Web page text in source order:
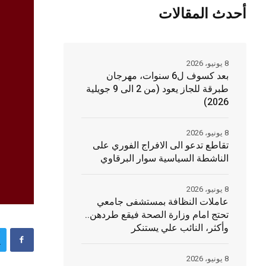
أحدث المقالات
بعد كسوف ل6 سنوات، مهرجان
طبرقة للجاز يعود (من 2 الى 9 جويلية
2026)
8 يونيو، 2026
تقاطع تدعو الى الافراج الفوري على
الناشطة السياسية سوار البرقاوي
8 يونيو، 2026
عاملات النظافة بمستشفى جامعي
تحتج امام وزارة الصحة فيقع طردهن..
وأكثر، النائب علي يستنكر
8 يونيو، 2026
8 يونيو، 2026